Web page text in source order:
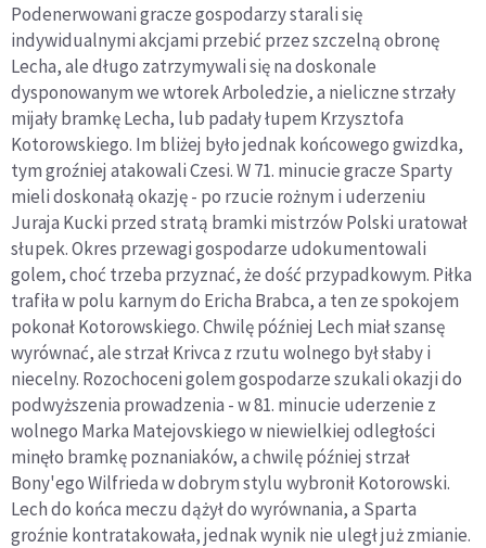
Podenerwowani gracze gospodarzy starali się
indywidualnymi akcjami przebić przez szczelną obronę
Lecha, ale długo zatrzymywali się na doskonale
dysponowanym we wtorek Arboledzie, a nieliczne strzały
mijały bramkę Lecha, lub padały łupem Krzysztofa
Kotorowskiego. Im bliżej było jednak końcowego gwizdka,
tym groźniej atakowali Czesi. W 71. minucie gracze Sparty
mieli doskonałą okazję - po rzucie rożnym i uderzeniu
Juraja Kucki przed stratą bramki mistrzów Polski uratował
słupek. Okres przewagi gospodarze udokumentowali
golem, choć trzeba przyznać, że dość przypadkowym. Piłka
trafiła w polu karnym do Ericha Brabca, a ten ze spokojem
pokonał Kotorowskiego. Chwilę później Lech miał szansę
wyrównać, ale strzał Krivca z rzutu wolnego był słaby i
niecelny. Rozochoceni golem gospodarze szukali okazji do
podwyższenia prowadzenia - w 81. minucie uderzenie z
wolnego Marka Matejovskiego w niewielkiej odległości
minęło bramkę poznaniaków, a chwilę później strzał
Bony'ego Wilfrieda w dobrym stylu wybronił Kotorowski.
Lech do końca meczu dążył do wyrównania, a Sparta
groźnie kontratakowała, jednak wynik nie uległ już zmianie.